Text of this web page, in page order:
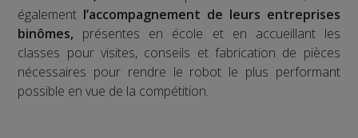
également l’accompagnement de leurs entreprises
binômes, présentes en école et en accueillant les
classes pour visites, conseils et fabrication de pièces
nécessaires pour rendre le robot le plus performant
possible en vue de la compétition.